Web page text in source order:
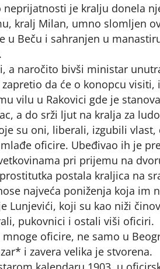
neprijatnosti je kralju donela
kralj Milan, umno slomljen
u Beču i sahranjen u
a naročito bivši ministar
da će o konopcu visiti,
vilu u Rakovici gde je
a do srži ljut na kralja za
su oni, liberali, izgubili vlast,
oficire. Ubeđivao ih je
pri prijemu na
postala kraljica na
najveća poniženja koja im
Lunjevići, koji su kao niži
pukovnici i ostali viši oficiri.
oficire, ne samo u
i zavera velika je stvorena.